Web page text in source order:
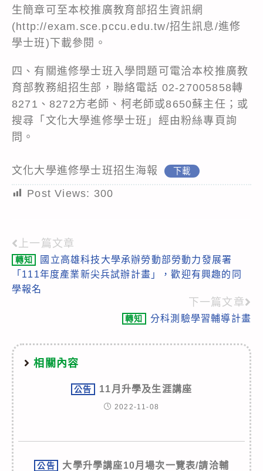
生簡章可至本校推廣教育部招生資訊網
(http://exam.sce.pccu.edu.tw/招生訊息/進修
學士班)下載參閱。
四、有關進修學士班入學問題可電洽本校推廣教
育部教務組招生部，聯絡電話 02-27005858轉
8271、8272方老師、柯老師或8650蘇主任；或
搜尋「文化大學進修學士班」經由粉絲專頁詢
問。
文化大學進修學士班招生海報 下載
Post Views: 300
Read
more
articles
上一篇文章
轉知
國立高雄科技大學承辦勞動部勞動力發展署
「111年度產業新尖兵試辦計畫」，歡迎有興趣的同
學報名
下一篇文章
轉知 分科測驗學習輔導計畫
相關內容
公告 11月升學及生涯講座
2022-11-08
公告
大學升學講座10月場次一覽表/請洽輔